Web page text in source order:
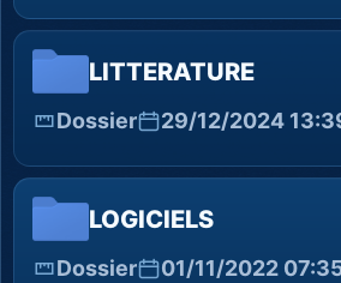
LITTERATURE
Dossier 29/12/2024
LOGICIELS
Dossier 01/11/2022